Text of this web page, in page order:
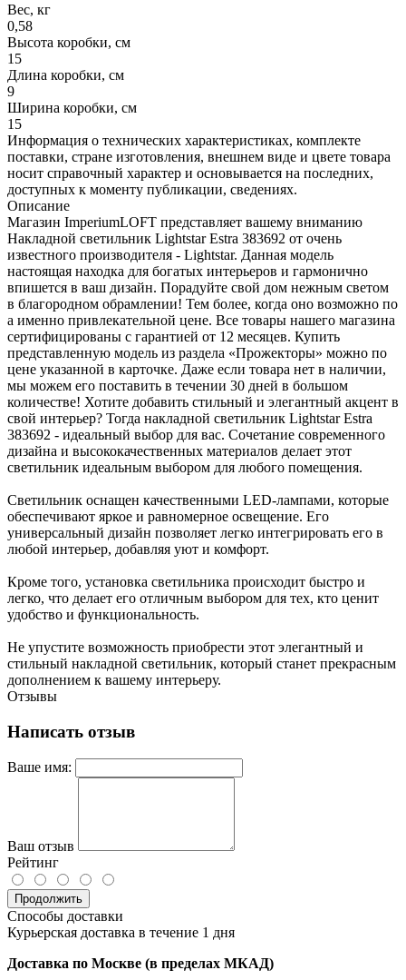
Вес, кг
0,58
Высота коробки, см
15
Длина коробки, см
9
Ширина коробки, см
15
Информация о технических характеристиках, комплекте
поставки, стране изготовления, внешнем виде и цвете товара
носит справочный характер и основывается на последних,
доступных к моменту публикации, сведениях.
Описание
Магазин ImperiumLOFT представляет вашему вниманию
Накладной светильник Lightstar Estra 383692 от очень
известного производителя - Lightstar. Данная модель
настоящая находка для богатых интерьеров и гармонично
впишется в ваш дизайн. Порадуйте свой дом нежным светом
в благородном обрамлении! Тем более, когда оно возможно по
а именно привлекательной цене. Все товары нашего магазина
сертифицированы с гарантией от 12 месяцев. Купить
представленную модель из раздела «Прожекторы» можно по
цене указанной в карточке. Даже если товара нет в наличии,
мы можем его поставить в течении 30 дней в большом
количестве! Хотите добавить стильный и элегантный акцент в
свой интерьер? Тогда накладной светильник Lightstar Estra
383692 - идеальный выбор для вас. Сочетание современного
дизайна и высококачественных материалов делает этот
светильник идеальным выбором для любого помещения.
Светильник оснащен качественными LED-лампами, которые
обеспечивают яркое и равномерное освещение. Его
универсальный дизайн позволяет легко интегрировать его в
любой интерьер, добавляя уют и комфорт.
Кроме того, установка светильника происходит быстро и
легко, что делает его отличным выбором для тех, кто ценит
удобство и функциональность.
Не упустите возможность приобрести этот элегантный и
стильный накладной светильник, который станет прекрасным
дополнением к вашему интерьеру.
Отзывы
Написать отзыв
Ваше имя:
Ваш отзыв
Рейтинг
Продолжить
Способы доставки
Курьерская доставка в течение 1 дня
Доставка по Москве (в пределах МКАД)